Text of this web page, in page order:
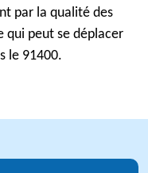
par la qualité des
qui peut se déplacer
le 91400.